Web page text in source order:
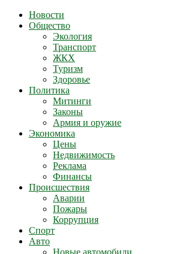
Новости
Общество
Экология
Транспорт
ЖКХ
Туризм
Здоровье
Политика
Митинги
Законы
Армия и оружие
Экономика
Цены
Недвижимость
Реклама
Финансы
Происшествия
Аварии
Пожары
Коррупция
Спорт
Авто
Новые автомобили